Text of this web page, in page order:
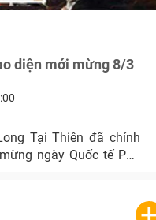
diện mới mừng 8/3
Tại Thiên đã chính
ngày Quốc tế Phụ